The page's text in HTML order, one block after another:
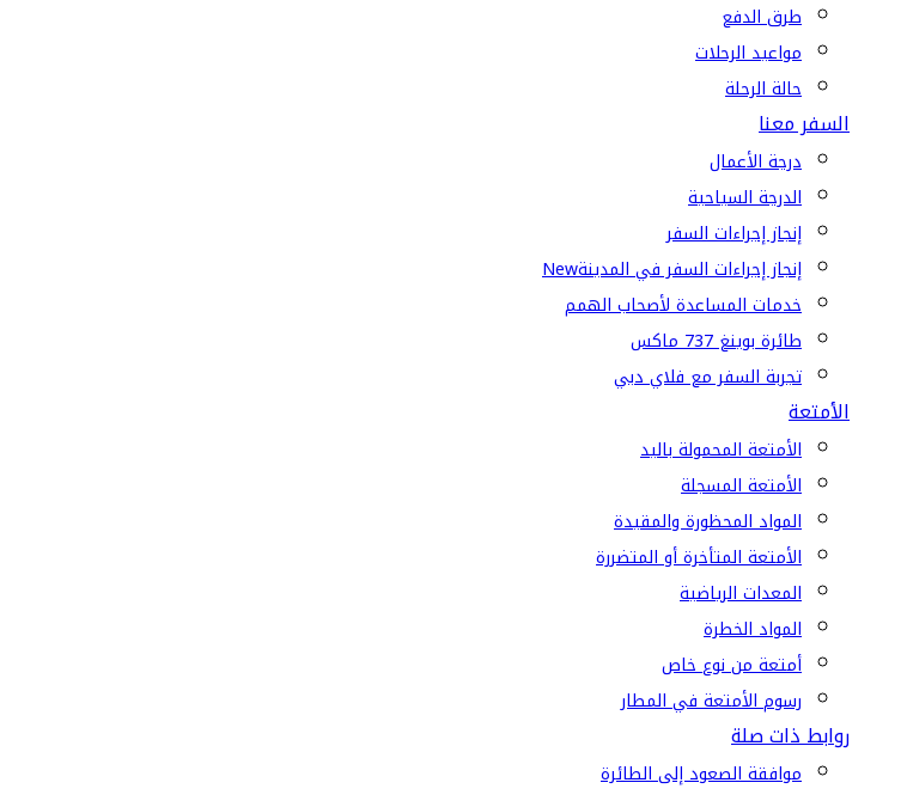
طرق الدفع
مواعيد الرحلات
حالة الرحلة
السفر معنا
درجة الأعمال
الدرجة السياحية
إنجاز إجراءات السفر
إنجاز إجراءات السفر في المدينةNew
خدمات المساعدة لأصحاب الهمم
طائرة بوينغ 737 ماكس
تجربة السفر مع فلاي دبي
الأمتعة
الأمتعة المحمولة باليد
الأمتعة المسجلة
المواد المحظورة والمقيدة
الأمتعة المتأخرة أو المتضررة
المعدات الرياضية
المواد الخطرة
أمتعة من نوع خاص
رسوم الأمتعة في المطار
روابط ذات صلة
موافقة الصعود إلى الطائرة